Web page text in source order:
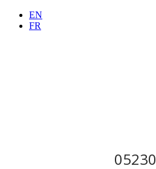
EN
FR
05230